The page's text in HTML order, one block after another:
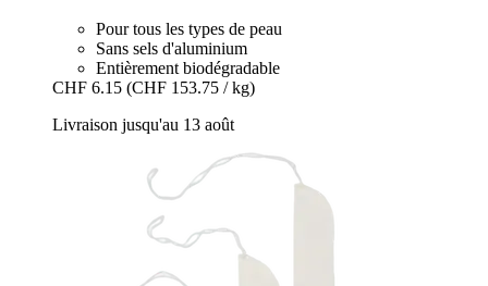
Pour tous les types de peau
Sans sels d'aluminium
Entièrement biodégradable
CHF 6.15 (CHF 153.75 / kg)
Livraison jusqu'au 13 août